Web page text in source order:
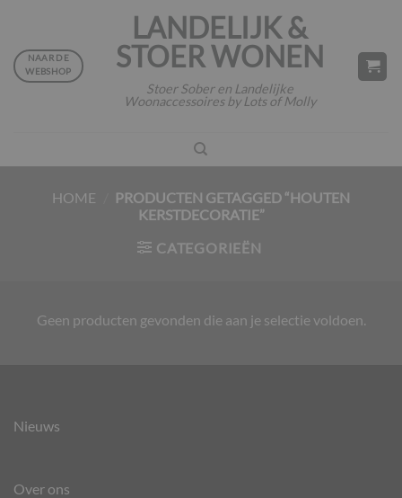
inhoud
LANDELIJK &
STOER WONEN
Stoer Sober en Landelijke
Woonaccessoires by Lots of Molly
NAAR DE
WEBSHOP
HOME
PRODUCTEN GETAGGED “HOUTEN
KERSTDECORATIE”
CATEGORIEËN
Geen producten gevonden die aan je selectie voldoen.
Nieuws
Over ons